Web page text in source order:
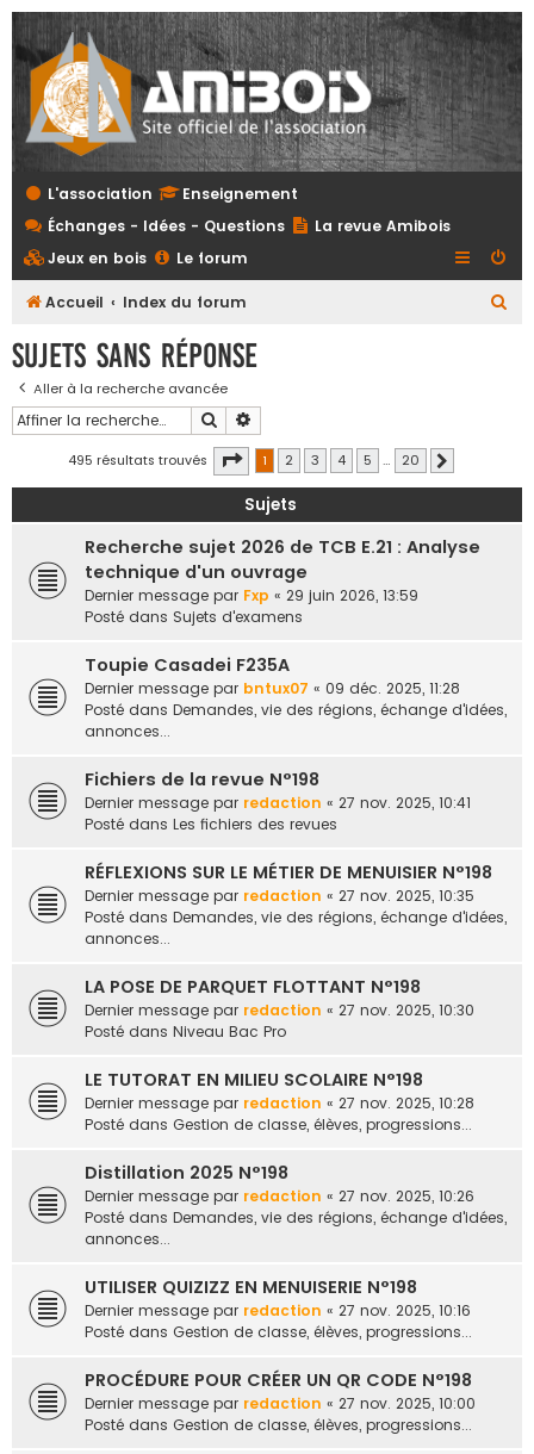
L'association
Enseignement
Échanges - Idées - Questions
La revue Amibois
Jeux en bois
Le forum
Accueil Index du forum
c
h
Sujets sans réponse
Aller à la recherche avancée
Rechercher
495 résultats trouvés Page 1sur20
1 2 3 4 5 … 20
Sujets
Recherche sujet 2026 de TCB E.21 : Analyse
technique d'un ouvrage
Dernier message par Fxp « 29 juin 2026, 13:59
Posté dans Sujets d'examens
Toupie Casadei F235A
Dernier message par bntux07 « 09 déc. 2025, 11:28
Posté dans Demandes, vie des régions, échange d'idées,
annonces...
Fichiers de la revue N°198
Dernier message par redaction « 27 nov. 2025, 10:41
Posté dans Les fichiers des revues
RÉFLEXIONS SUR LE MÉTIER DE MENUISIER N°198
Dernier message par redaction « 27 nov. 2025, 10:35
Posté dans Demandes, vie des régions, échange d'idées,
annonces...
LA POSE DE PARQUET FLOTTANT N°198
Dernier message par redaction « 27 nov. 2025, 10:30
Posté dans Niveau Bac Pro
LE TUTORAT EN MILIEU SCOLAIRE N°198
Dernier message par redaction « 27 nov. 2025, 10:28
Posté dans Gestion de classe, élèves, progressions...
Distillation 2025 N°198
Dernier message par redaction « 27 nov. 2025, 10:26
Posté dans Demandes, vie des régions, échange d'idées,
annonces...
UTILISER QUIZIZZ EN MENUISERIE N°198
Dernier message par redaction « 27 nov. 2025, 10:16
Posté dans Gestion de classe, élèves, progressions...
PROCÉDURE POUR CRÉER UN QR CODE N°198
Dernier message par redaction « 27 nov. 2025, 10:00
Posté dans Gestion de classe, élèves, progressions...